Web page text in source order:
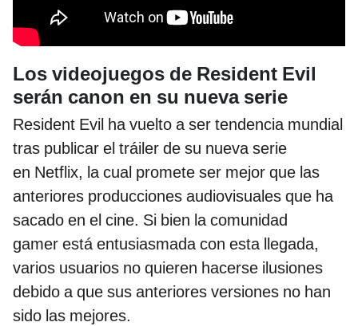
Los videojuegos de Resident Evil
serán canon en su nueva serie
Resident Evil ha vuelto a ser tendencia mundial
tras publicar el tráiler de su nueva serie
en Netflix, la cual promete ser mejor que las
anteriores producciones audiovisuales que ha
sacado en el cine. Si bien la comunidad
gamer está entusiasmada con esta llegada,
varios usuarios no quieren hacerse ilusiones
debido a que sus anteriores versiones no han
sido las mejores.